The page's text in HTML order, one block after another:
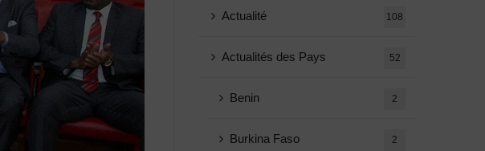
Actualité 108
Actualités des Pays 52
Benin 2
Burkina Faso 2